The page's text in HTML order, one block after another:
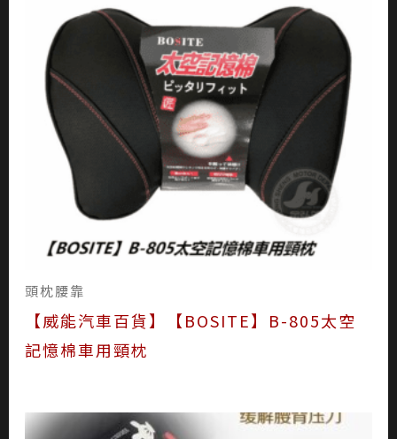
頭枕腰靠
【威能汽車百貨】【BOSITE】B-805太空
記憶棉車用頸枕